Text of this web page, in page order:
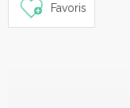
Favoris